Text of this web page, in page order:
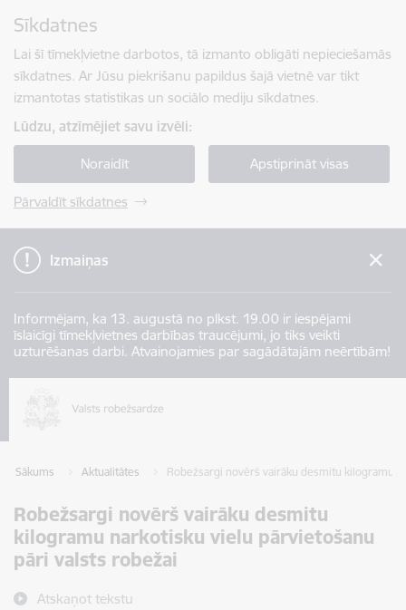
Sīkdatnes
Lai šī tīmekļvietne darbotos, tā izmanto obligāti nepieciešamās
sīkdatnes. Ar Jūsu piekrišanu papildus šajā vietnē var tikt
izmantotas statistikas un sociālo mediju sīkdatnes.
Lūdzu, atzīmējiet savu izvēli:
Noraidīt Apstiprināt visas
Pārvaldīt sīkdatnes
Izmaiņas
Informējam, ka 13. augustā no plkst. 19.00 ir iespējami
īslaicīgi tīmekļvietnes darbības traucējumi, jo tiks veikti
uzturēšanas darbi. Atvainojamies par sagādātajām neērtībām!
Sākums Aktualitātes Robežsargi novērš vairāku desmitu kilogramu
Robežsargi novērš vairāku desmitu
kilogramu narkotisku vielu pārvietošanu
pāri valsts robežai
Atskaņot tekstu